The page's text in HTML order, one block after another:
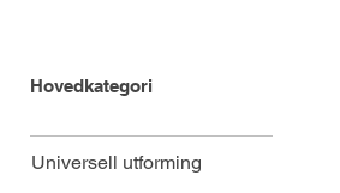
Hovedkategori
Universell utforming